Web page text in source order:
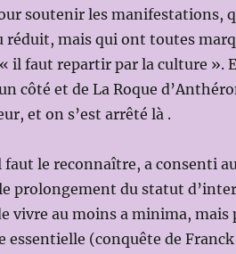
soutenir les manifestations,
réduit, mais qui ont toutes
il faut repartir par la culture ».
côté et de La Roque
et on s’est arrêté là .
faut le reconnaître, a consenti
le prolongement du statut
vivre au moins a minima, mais
essentielle (conquête de